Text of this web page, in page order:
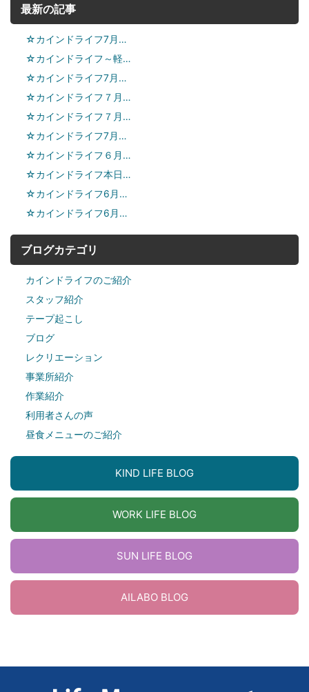
最新の記事
☆カインドライフ7月…
☆カインドライフ～軽…
☆カインドライフ7月…
☆カインドライフ７月…
☆カインドライフ７月…
☆カインドライフ7月…
☆カインドライフ６月…
☆カインドライフ本日…
☆カインドライフ6月…
☆カインドライフ6月…
ブログカテゴリ
カインドライフのご紹介
スタッフ紹介
テープ起こし
ブログ
レクリエーション
事業所紹介
作業紹介
利用者さんの声
昼食メニューのご紹介
KIND LIFE BLOG
WORK LIFE BLOG
SUN LIFE BLOG
AILABO BLOG